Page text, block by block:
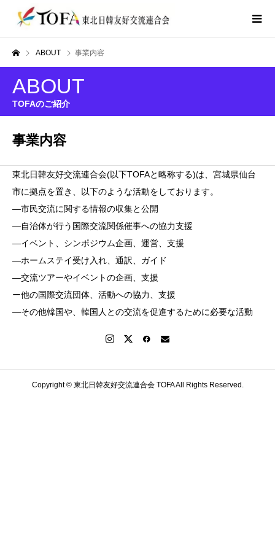
ABOUT 事業内容
ABOUT
TOFAのご紹介
事業内容
東北日韓友好交流連合会(以下TOFAと略称する)は、宮城県仙台
市に拠点を置き、以下のような活動をしております。
―市民交流に関する情報の収集と公開
―自治体が行う国際交流関係催事への協力支援
―イベント、シンポジウム企画、運営、支援
―ホームステイ受け入れ、通訳、ガイド
―交流ツアーやイベントの企画、支援
ー他の国際交流団体、活動への協力、支援
―その他韓国や、韓国人との交流を促進するために必要な活動
Copyright © 東北日韓友好交流連合会 TOFA All Rights Reserved.